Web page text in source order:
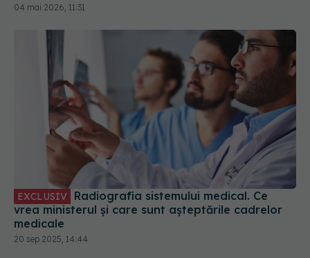
04 mai 2026, 11:31
EXCLUSIV
vrea ministerul și care sunt așteptările cadrelor
medicale
20 sep 2025, 14:44